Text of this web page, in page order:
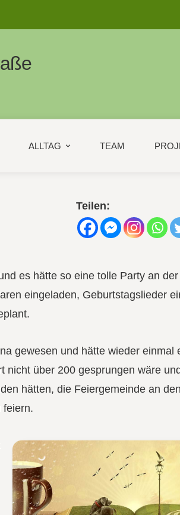
ALLTAG TEAM
Teilen:
es hätte so eine tolle Party an der
eingeladen, Geburtstagslieder
gewesen und hätte wieder einmal
nicht über 200 gesprungen wäre
hätten, die Feiergemeinde an
feiern.